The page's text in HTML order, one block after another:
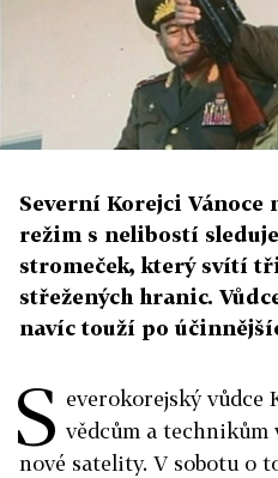
Severní Korejci Vánoce
režim s nelibostí
stromeček, který svítí
střežených hranic.
navíc touží po
S everokorejský vůdce
vědcům a
nové satelity. V sobotu o